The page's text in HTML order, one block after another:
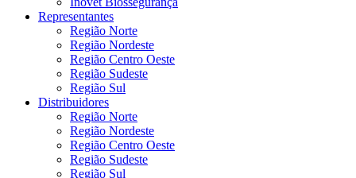
Representantes
Região Norte
Região Nordeste
Região Centro Oeste
Região Sudeste
Região Sul
Distribuidores
Região Norte
Região Nordeste
Região Centro Oeste
Região Sudeste
Região Sul